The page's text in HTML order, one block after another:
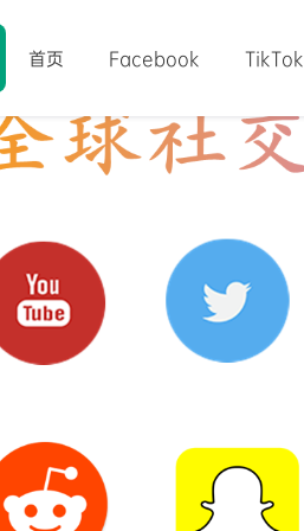
首页 Facebook TikTok